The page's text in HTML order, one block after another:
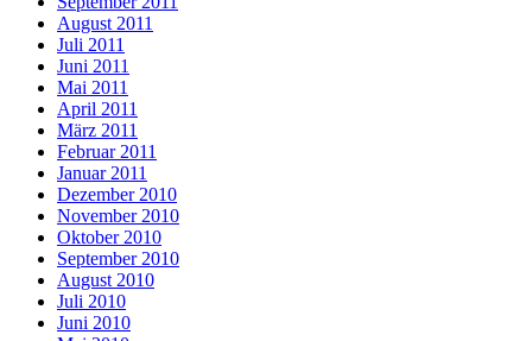
August 2011
Juli 2011
Juni 2011
Mai 2011
April 2011
März 2011
Februar 2011
Januar 2011
Dezember 2010
November 2010
Oktober 2010
September 2010
August 2010
Juli 2010
Juni 2010